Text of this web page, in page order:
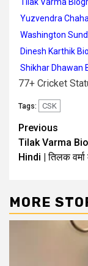
Yuzvendra
Washington
Dinesh Karthik
Shikhar Dhawan
77+ Cricket
Tags: CSK
Previous
Tilak Varma
Hindi | तिलक वर्मा
MORE